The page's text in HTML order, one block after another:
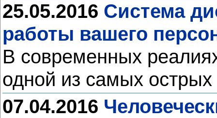
25.05.2016 Система
работы вашего
В современных
одной из самых
07.04.2016